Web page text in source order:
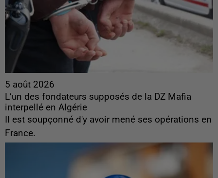
5 août 2026
L’un des fondateurs supposés de la DZ Mafia
interpellé en Algérie
Il est soupçonné d'y avoir mené ses opérations en
France.